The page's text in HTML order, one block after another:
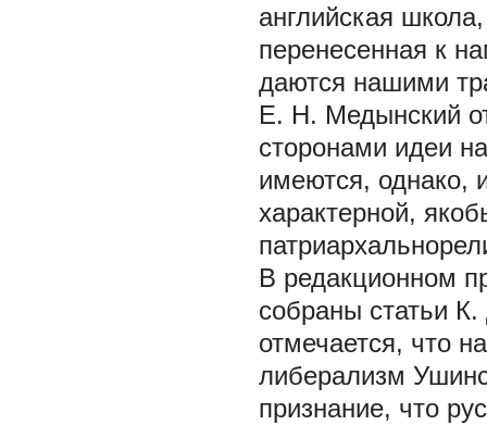
английская
перенесенная к
даются нашими
Е. Н. Медынский
сторонами идеи
имеются, однако,
характерной,
В редакционном
собраны статьи
отмечается, что
либерализм
признание, что